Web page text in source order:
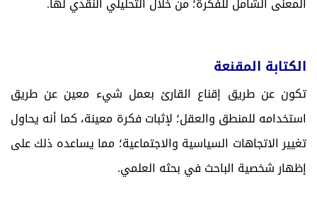
الكتابة المقنعة
تكون عن طريق إقناع القارئ بعمل شيء معين عن طريق
استخدامه للمنطق والعقل؛ لإثبات فكرة معينة، كما أنه يحاول
تغيير الاتجاهات السياسية والاجتماعية؛ مما يساعده ذلك على
إظهار شخصية الباحث في بحثه العلمي.